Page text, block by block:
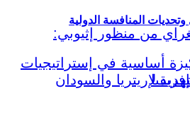
المنافسة الدولية